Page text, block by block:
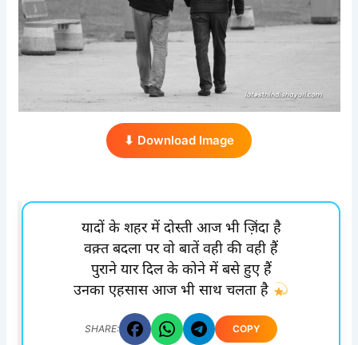
⬇ Download Image
यादों के शहर में दोस्ती आज भी ज़िंदा है
वक़्त बदला पर वो बातें वही की वही हैं
पुराने यार दिल के कोने में बसे हुए हैं
उनका एहसास आज भी साथ चलता है
SHARE: COPY